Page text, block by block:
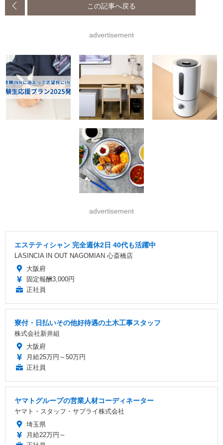
この記事へ戻る
advertisement
advertisement
エステティシャン 完全週休2日 40代も活躍中
LASINCIA IN OUT NAGOMIAN 心斎橋店
大阪府
固定報酬3,000円
正社員
寮付・日払いその他好待遇の土木工事スタッフ
株式会社新井組
大阪府
月給25万円～50万円
正社員
ヤマトグループの営業人材コーディネーター
ヤマト・スタッフ・サプライ株式会社
埼玉県
月給22万円～